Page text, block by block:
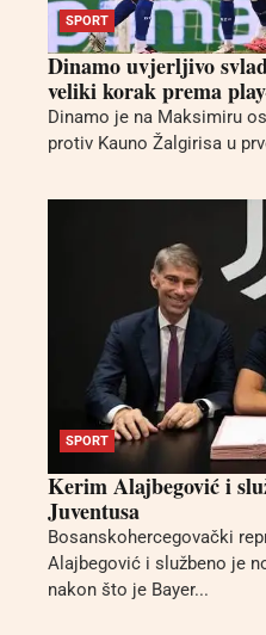
SPORT
Dinamo uvjerljivo
veliki korak prema
Dinamo je na Maksimiru
protiv Kauno Žalgirisa u
SPORT
Kerim Alajbegović i
Juventusa
Bosanskohercegovački
Alajbegović i službeno je
nakon što je Bayer...